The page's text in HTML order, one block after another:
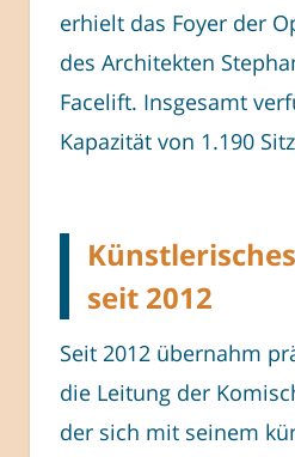
erhielt das Foyer der
des Architekten
Facelift. Insgesamt
Kapazität von 1.190
seit 2012
Seit 2012 übernahm
die Leitung der
der sich mit seinem